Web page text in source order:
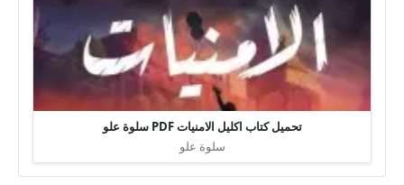
تحميل كتاب اكليل الامنيات PDF سلوة علو
سلوة علو